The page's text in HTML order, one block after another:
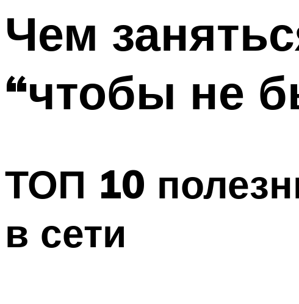
Меню
Чем
“чтобы не
ТОП 10
в сети